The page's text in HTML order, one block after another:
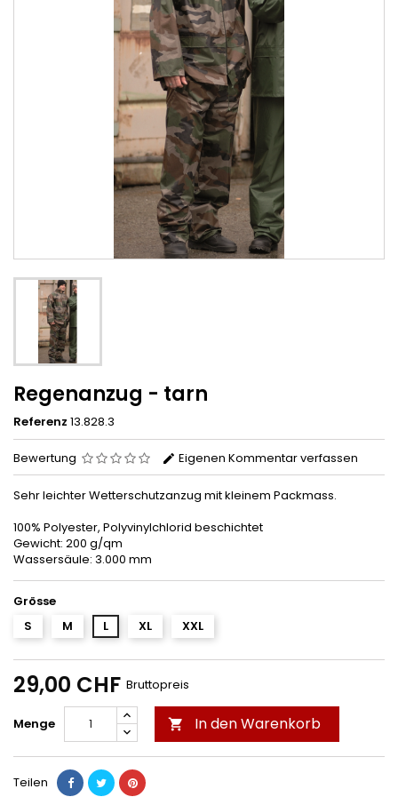
Regenanzug - tarn
Referenz 13.828.3
Bewertung Eigenen Kommentar verfassen
Sehr leichter Wetterschutzanzug mit kleinem Packmass.
100% Polyester, Polyvinylchlorid beschichtet
Gewicht: 200 g/qm
Wassersäule: 3.000 mm
Grösse
S
M L XL XXL
29,00 CHF Bruttopreis
Menge  In den Warenkorb
Teilen